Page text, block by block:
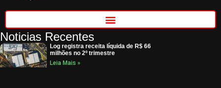
Noticias Recentes
Log registra receita líquida de R$ 66
milhões no 2º trimestre
Leia Mais »